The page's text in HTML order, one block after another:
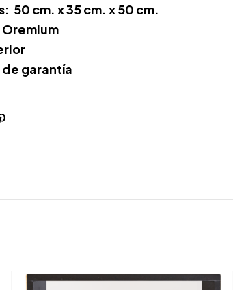
50 cm. x 35 cm. x 50 cm.
de garantía